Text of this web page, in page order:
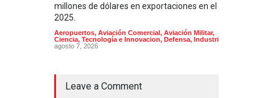
millones de dólares en exportaciones en el
2025.
Aeropuertos, Aviación Comercial, Aviación Militar,
Ciencia, Tecnología e Innovacion, Defensa, Industria
agosto 7, 2026
Leave a Comment